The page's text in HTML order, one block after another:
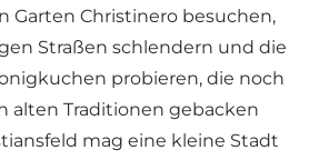
Garten Christinero besuchen,
Straßen schlendern und die
probieren, die noch
alten Traditionen gebacken
mag eine kleine Stadt